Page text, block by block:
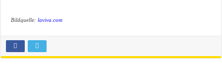
Bildquelle:laviva.com